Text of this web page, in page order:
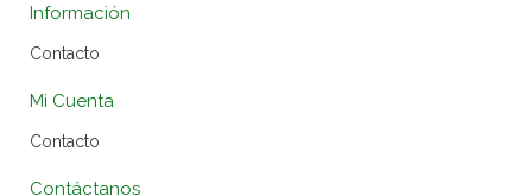
Información
Contacto
Mi Cuenta
Contacto
Contáctanos